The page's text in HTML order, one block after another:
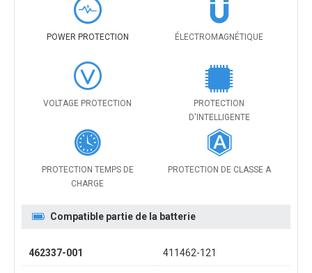
POWER PROTECTION ÉLECTROMAGNÉTIQUE
VOLTAGE PROTECTION
PROTECTION
D'INTELLIGENTE
PROTECTION TEMPS DE
CHARGE
PROTECTION DE CLASSE A
Compatible partie de la batterie
462337-001 411462-121